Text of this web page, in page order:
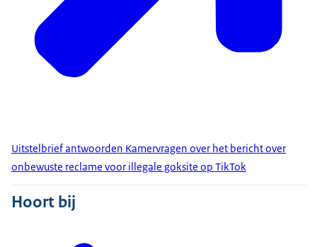
Uitstelbrief antwoorden Kamervragen over het bericht over
onbewuste reclame voor illegale goksite op TikTok
Hoort bij